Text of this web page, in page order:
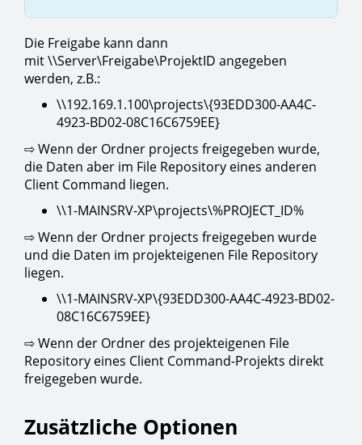
Die Freigabe kann dann
mit \\Server\Freigabe\ProjektID angegeben
werden, z.B.:
\\192.169.1.100\projects\{93EDD300-AA4C-
4923-BD02-08C16C6759EE}
⇨ Wenn der Ordner projects freigegeben wurde,
die Daten aber im File Repository eines anderen
Client Command liegen.
\\1-MAINSRV-XP\projects\%PROJECT_ID%
⇨ Wenn der Ordner projects freigegeben wurde
und die Daten im projekteigenen File Repository
liegen.
\\1-MAINSRV-XP\{93EDD300-AA4C-4923-BD02-
08C16C6759EE}
⇨ Wenn der Ordner des projekteigenen File
Repository eines Client Command-Projekts direkt
freigegeben wurde.
Zusätzliche Optionen